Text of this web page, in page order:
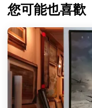
您可能也喜歡